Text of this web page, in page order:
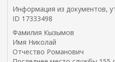
Информация из документов,
ID 17333498
Фамилия Кызымов
Имя Николай
Отчество Романович